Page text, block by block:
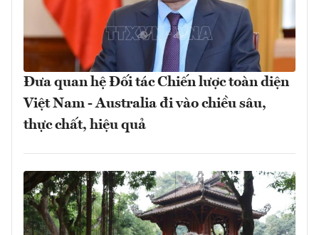
Đưa quan hệ Đối tác Chiến lược toàn diện
Việt Nam - Australia đi vào chiều sâu,
thực chất, hiệu quả